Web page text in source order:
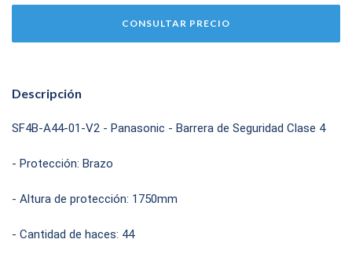
Descripción
SF4B-A44-01-V2 - Panasonic - Barrera de Seguridad Clase 4
- Protección: Brazo
- Altura de protección: 1750mm
- Cantidad de haces: 44